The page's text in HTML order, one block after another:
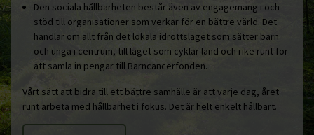
Den sociala hållbarheten består även av engagemang i och
stöd till organisationer som verkar för en bättre värld. Det
handlar om allt från det lokala idrottslaget som sätter barn
och unga i centrum, till laget som cyklar land och rike runt för
att samla in pengar till Barncancerfonden.
Vårt sätt att bidra till ett bättre samhälle är att varje dag, året
runt arbeta med hållbarhet i fokus. Det är helt enkelt hållbart.